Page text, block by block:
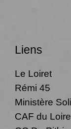
Liens
Le Loiret
Rémi 45
Ministère
CAF du